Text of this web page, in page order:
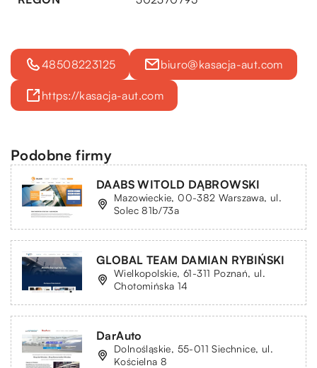
48508223125 biuro@kasacja-aut.com
https://kasacja-aut.com
Podobne firmy
DAABS WITOLD DĄBROWSKI
Mazowieckie, 00-382 Warszawa, ul.
Solec 81b/73a
GLOBAL TEAM DAMIAN RYBIŃSKI
Wielkopolskie, 61-311 Poznań, ul.
Chotomińska 14
DarAuto
Dolnośląskie, 55-011 Siechnice, ul.
Kościelna 8